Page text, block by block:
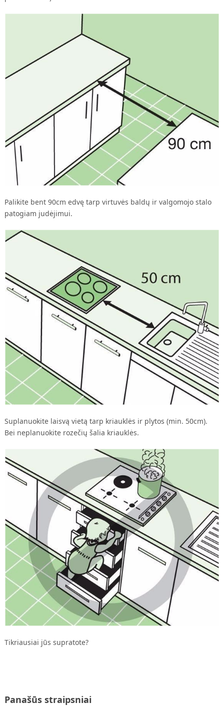
Palikite bent 90cm edvę tarp virtuvės baldų ir valgomojo stalo
patogiam judėjimui.
Suplanuokite laisvą vietą tarp kriauklės ir plytos (min. 50cm).
Bei neplanuokite rozečių šalia kriauklės.
Tikriausiai jūs supratote?
Panašūs straipsniai